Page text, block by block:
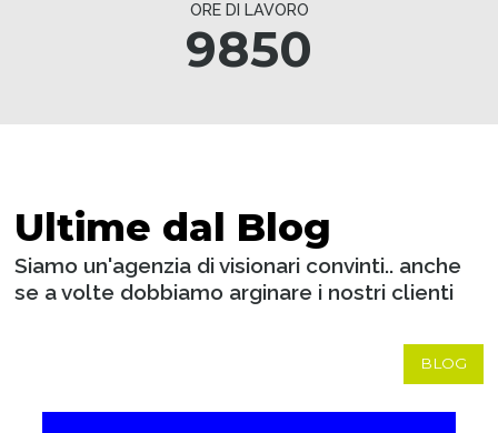
ORE DI LAVORO
9850
Ultime dal Blog
Siamo un'agenzia di visionari convinti.. anche
se a volte dobbiamo arginare i nostri clienti
BLOG